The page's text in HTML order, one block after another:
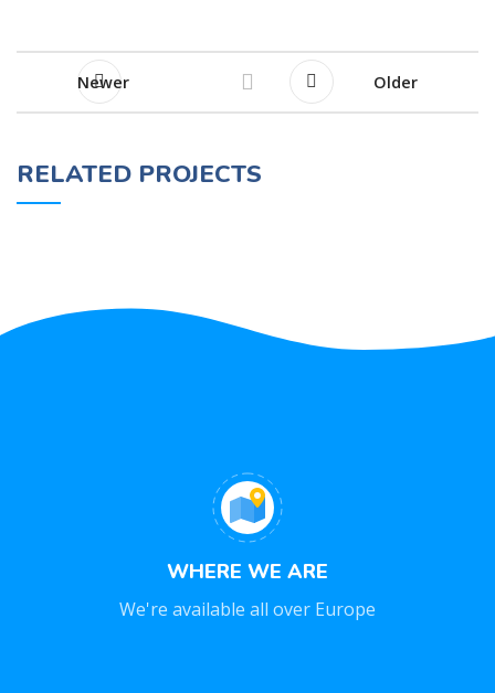
Newer Older
RELATED PROJECTS
WHERE WE ARE
We're available all over Europe